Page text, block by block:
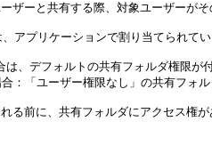
ザーと共有する際、対象ユーザーが
アプリケーションで割り当てられて
、デフォルトの共有フォルダ権限が付
：「ユーザー権限なし」の共有フォル
る前に、共有フォルダにアクセス権